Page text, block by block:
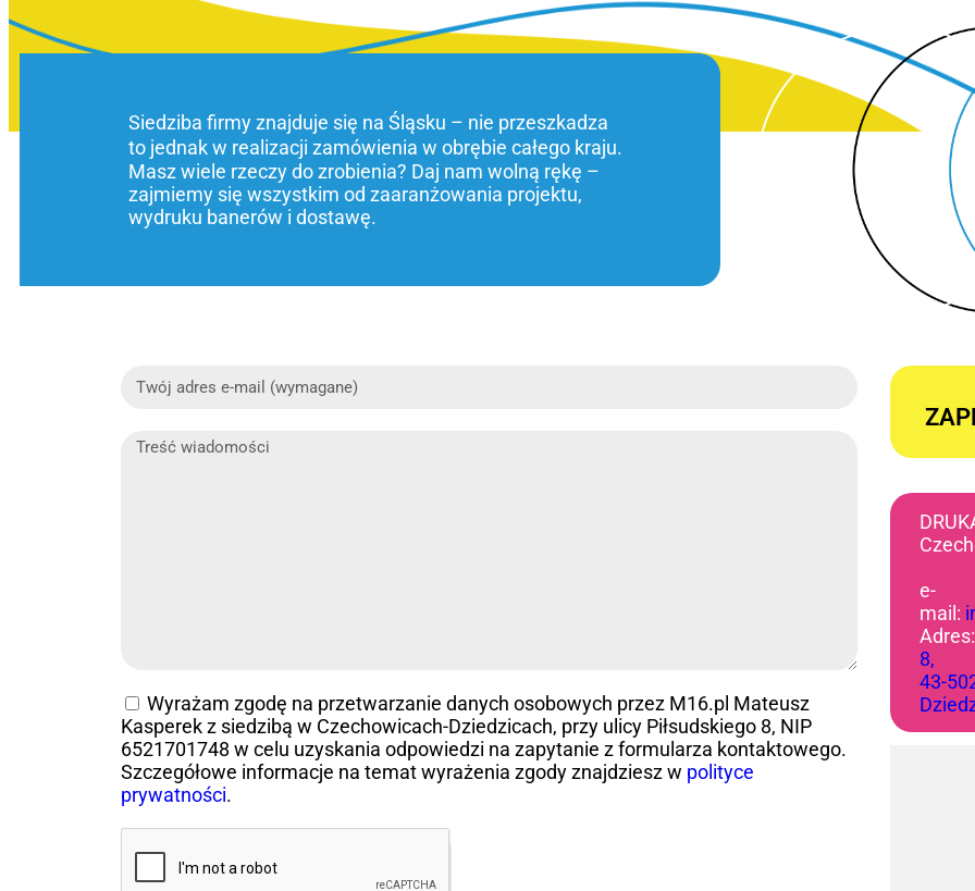
Siedziba firmy znajduje się na Śląsku – nie przeszkadza
to jednak w realizacji zamówienia w obrębie całego kraju.
Masz wiele rzeczy do zrobienia? Daj nam wolną rękę –
zajmiemy się wszystkim od zaaranżowania projektu,
wydruku banerów i dostawę.
Wyrażam zgodę na przetwarzanie danych osobowych przez M16.pl Mateusz
Kasperek z siedzibą w Czechowicach-Dziedzicach, przy ulicy Piłsudskiego 8, NIP
6521701748 w celu uzyskania odpowiedzi na zapytanie z formularza kontaktowego.
Szczegółowe informacje na temat wyrażenia zgody znajdziesz w polityce
prywatności.
e-
mail:
Adres:
8,
43-